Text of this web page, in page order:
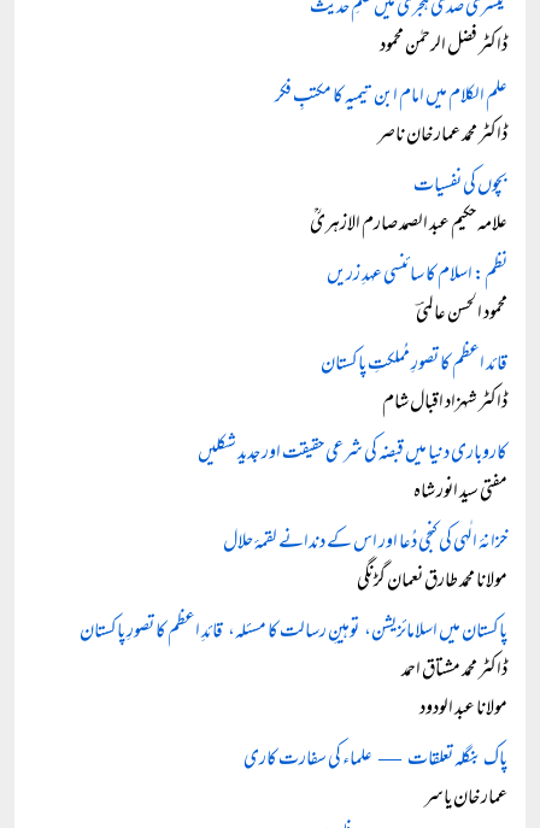
تیسری صدی ہجری میں علمِ حدیث
ڈاکٹر فضل الرحمٰن محمود
علم الکلام میں امام ابن تیمیہ کا مکتبِ فکر
ڈاکٹر محمد عمار خان ناصر
بچوں کی نفسیات
علامہ حکیم عبد الصمد صارم الازہریؒ
نظم: اسلام کا سائنسی عہدِ زریں
محمود الحسن عالمیؔ
قائد اعظم کا تصورِ مُملکتِ پاکستان
ڈاکٹر شہزاد اقبال شام
کاروباری دنیا میں قبضہ کی شرعی حقیقت اور جدید شکلیں
مفتی سید انور شاہ
خزانۂ الٰہی کی کنجی دُعا اور اس کے دندانے لقمۂ حلال
مولانا محمد طارق نعمان گڑنگی
پاکستان میں اسلامائزیشن، توہینِ رسالت کا مسئلہ، قائدِ اعظم کا تصورِ پاکستان
ڈاکٹر محمد مشتاق احمد
مولانا عبد الودود
پاک بنگلہ تعلقات — علماء کی سفارت کاری
عمار خان یاسر